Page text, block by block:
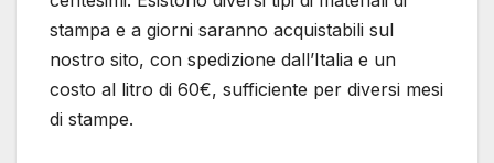
stampa e a giorni saranno acquistabili sul
nostro sito, con spedizione dall’Italia e un
costo al litro di 60€, sufficiente per diversi mesi
di stampe.